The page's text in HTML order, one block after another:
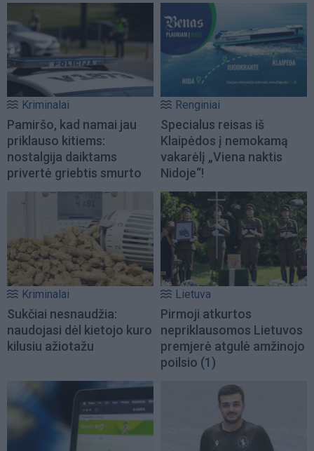
Kriminalai
Pamiršo, kad namai jau
priklauso kitiems:
nostalgija daiktams
privertė griebtis smurto
Renginiai
Specialus reisas iš
Klaipėdos į nemokamą
vakarėlį „Viena naktis
Nidoje“!
Kriminalai
Sukčiai nesnaudžia:
naudojasi dėl kietojo kuro
kilusiu ažiotažu
Lietuva
Pirmoji atkurtos
nepriklausomos Lietuvos
premjerė atgulė amžinojo
poilsio (1)